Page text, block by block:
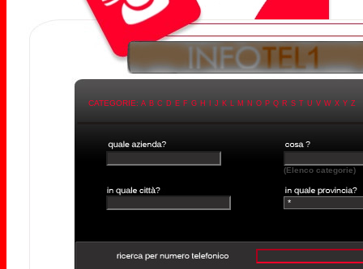
CATEGORIE: A B C D E F G H J K L M N O P Q R S T U V W X Y Z
(Elenco categorie)